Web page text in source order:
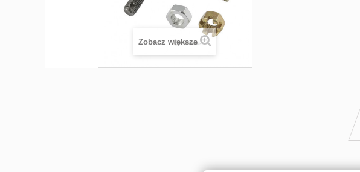
Zobacz większe